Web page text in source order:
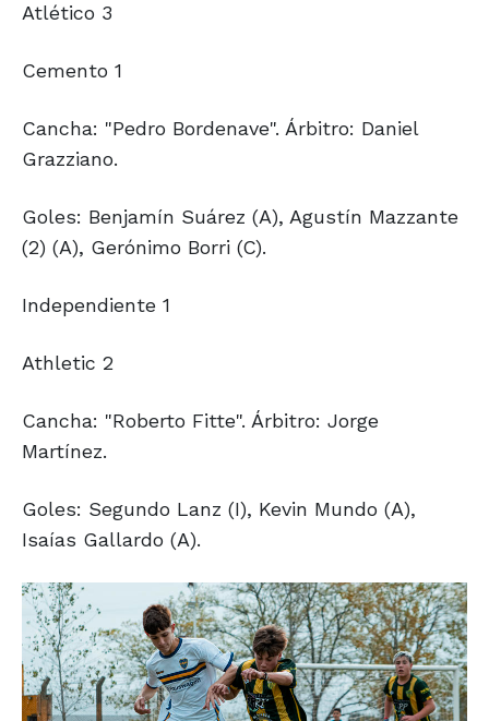
Atlético 3
Cemento 1
Cancha: "Pedro Bordenave". Árbitro: Daniel
Grazziano.
Goles: Benjamín Suárez (A), Agustín Mazzante
(2) (A), Gerónimo Borri (C).
Independiente 1
Athletic 2
Cancha: "Roberto Fitte". Árbitro: Jorge
Martínez.
Goles: Segundo Lanz (I), Kevin Mundo (A),
Isaías Gallardo (A).